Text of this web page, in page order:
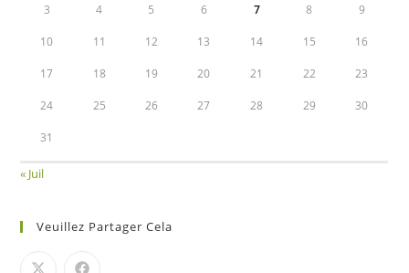
3 4 5 6 7 8 9
10 11 12 13 14 15 16
17 18 19 20 21 22 23
24 25 26 27 28 29 30
31
« Juil
Veuillez Partager Cela